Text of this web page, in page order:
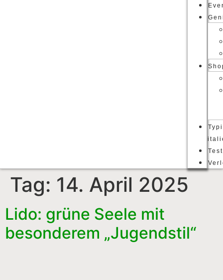
Tag: 14. April 2025
Lido: grüne Seele mit
besonderem „Jugendstil“